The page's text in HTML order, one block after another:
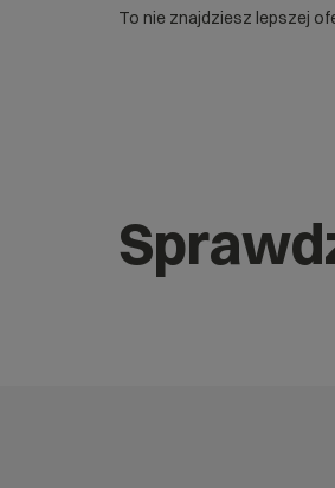
To nie znajdziesz lepszej